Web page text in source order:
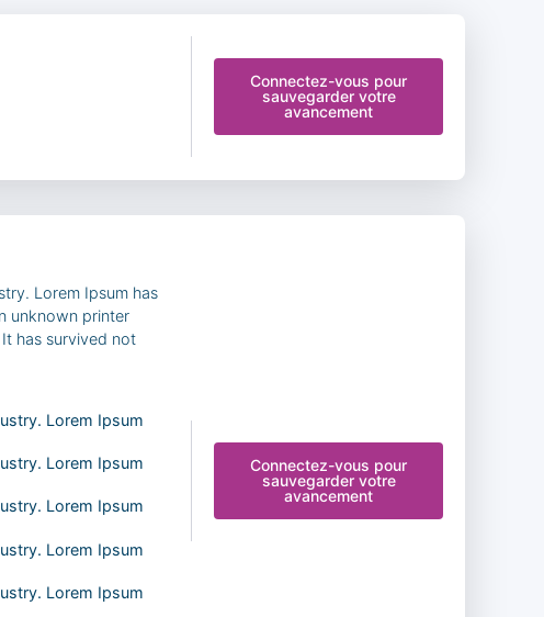
Connectez-vous pour
sauvegarder votre
avancement
Lorem Ipsum has
unknown printer
has survived not
Lorem Ipsum
Lorem Ipsum
Lorem Ipsum
Lorem Ipsum
Lorem Ipsum
Connectez-vous pour
sauvegarder votre
avancement